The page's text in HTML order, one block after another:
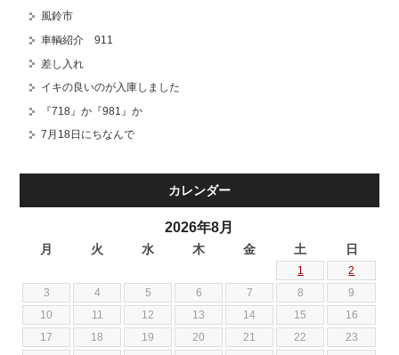
風鈴市
車輌紹介 911
差し入れ
イキの良いのが入庫しました
『718』か『981』か
7月18日にちなんで
カレンダー
2026年8月
月 火 水 木 金 土 日
1
2
3
4 5 6 7 8
9
10
11 12 13 14 15
16
17
18 19 20 21 22
23